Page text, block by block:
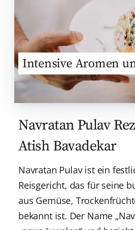
Intensive Aromen
Navratan Pulav
Atish Bavadekar
Navratan Pulav ist ein
Reisgericht, das für seine
aus Gemüse,
bekannt ist. Der Name